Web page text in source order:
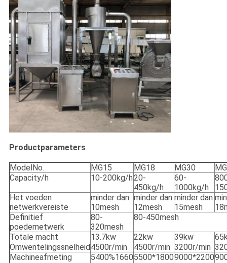
Productparameters
ModelNo. MG15 MG18 MG30
Capacity/h
10-200kg/h20-
450kg/h
60-
1000kg/h
Het voeden
netwerkvereiste
minder dan
10mesh
minder dan
12mesh
minder dan
15mesh
Definitief
poedernetwerk
80-
320mesh
80-450mesh
Totale macht 13.7kw 22kw 39kw
Omwentelingssnelheid 4500r/min 4500r/min 3200r/min
Machineafmeting
5400%16605500*18009000*2200